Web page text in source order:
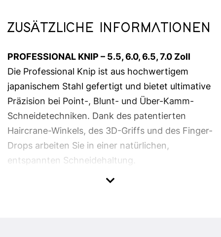
ZUSÄTZLICHE INFORMATIONEN
PROFESSIONAL KNIP – 5.5, 6.0, 6.5, 7.0 Zoll
Die Professional Knip ist aus hochwertigem
japanischem Stahl gefertigt und bietet ultimative
Präzision bei Point-, Blunt- und Über-Kamm-
Schneidetechniken. Dank des patentierten
Haircrane-Winkels, des 3D-Griffs und des Finger-
Drops arbeiten Sie in einer natürlichen,
entspannten Schneidehaltung.
PROFESSIONAL SLICE – 6.0 Zoll